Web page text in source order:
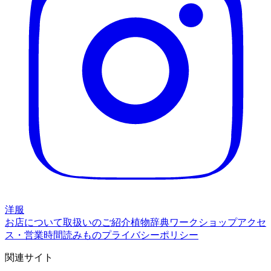
洋服
お店について取扱いのご紹介植物辞典ワークショップアクセ
ス・営業時間読みものプライバシーポリシー
関連サイト